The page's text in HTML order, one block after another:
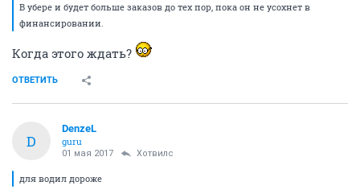
В убере и будет больше заказов до тех пор, пока он не усохнет в
финансировании.
Когда этого ждать?
ОТВЕТИТЬ
D
DenzeL
guru
01 мая 2017 Хотвилс
для водил дороже